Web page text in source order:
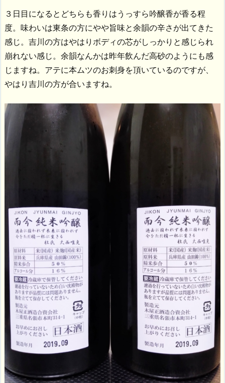
３日目になるとどちらも香りはうっすら吟醸香が香る程
度。味わいは東条の方にやや旨味と余韻の辛さが出てきた
感じ。吉川の方はやはりボディの芯がしっかりと感じられ
崩れない感じ。余韻なんかは昨年飲んだ高砂のようにも感
じますね。アテに本ムツのお刺身を頂いているのですが、
やはり吉川の方が合いますね。